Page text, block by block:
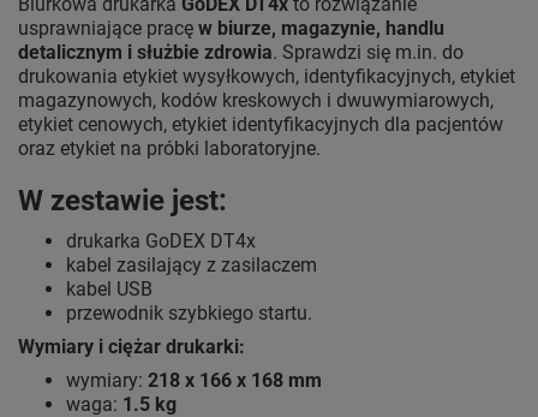
usprawniające pracę w biurze, magazynie, handlu
detalicznym i służbie zdrowia. Sprawdzi się m.in. do
drukowania etykiet wysyłkowych, identyfikacyjnych, etykiet
magazynowych, kodów kreskowych i dwuwymiarowych,
etykiet cenowych, etykiet identyfikacyjnych dla pacjentów
oraz etykiet na próbki laboratoryjne.
W zestawie jest:
drukarka GoDEX DT4x
kabel zasilający z zasilaczem
kabel USB
przewodnik szybkiego startu.
Wymiary i ciężar drukarki:
wymiary: 218 x 166 x 168 mm
waga: 1.5 kg